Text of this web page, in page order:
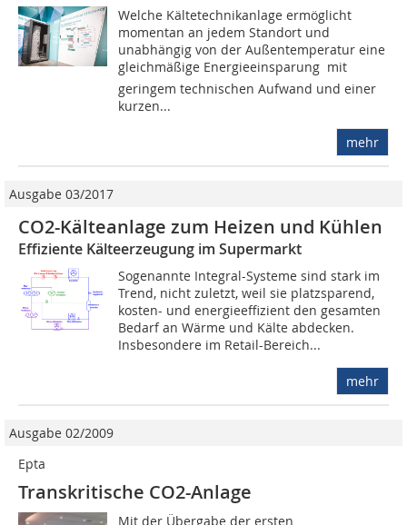
Welche Kältetechnikanlage ermöglicht
momentan an jedem Standort und
unabhängig von der Außentemperatur eine
gleichmäßige Energieeinsparung  mit
geringem technischen Aufwand und einer
kurzen...
mehr
Ausgabe 03/2017
CO2-Kälteanlage zum Heizen und Kühlen
Effiziente Kälteerzeugung im Supermarkt
Sogenannte Integral-Systeme sind stark im
Trend, nicht zuletzt, weil sie platzsparend,
kosten- und energieeffizient den gesamten
Bedarf an Wärme und Kälte abdecken.
Insbesondere im Retail-Bereich...
mehr
Ausgabe 02/2009
Epta
Transkritische CO2-Anlage
Mit der Übergabe der ersten